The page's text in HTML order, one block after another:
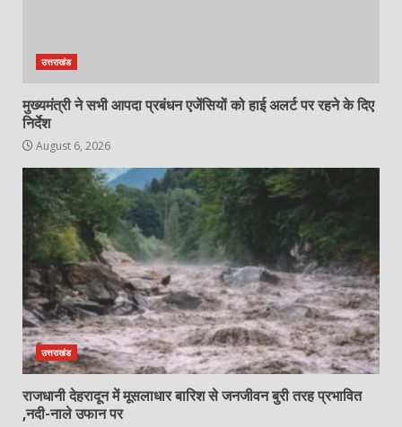
उत्तराखंड
मुख्यमंत्री ने सभी आपदा प्रबंधन एजेंसियों को हाई अलर्ट पर रहने के दिए
निर्देश
August 6, 2026
उत्तराखंड
राजधानी देहरादून में मूसलाधार बारिश से जनजीवन बुरी तरह प्रभावित
,नदी-नाले उफान पर